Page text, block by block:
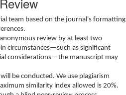
team based on the journal's formatting
review by at least two
circumstances—such as significant
considerations—the manuscript may
be conducted. We use plagiarism
similarity index allowed is 20%.